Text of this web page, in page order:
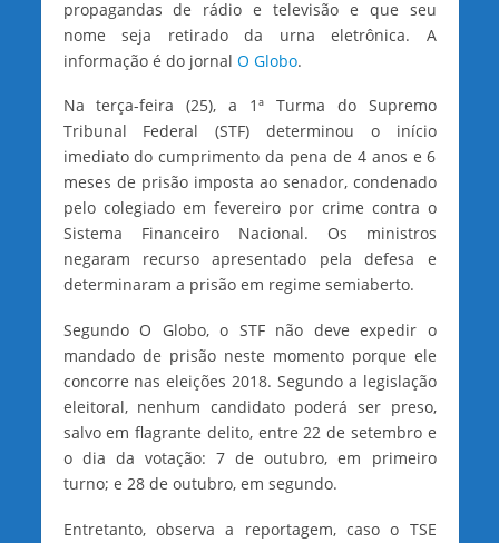
propagandas de rádio e televisão e que seu
nome seja retirado da urna eletrônica. A
informação é do jornal O Globo.
Na terça-feira (25), a 1ª Turma do Supremo
Tribunal Federal (STF) determinou o início
imediato do cumprimento da pena de 4 anos e 6
meses de prisão imposta ao senador, condenado
pelo colegiado em fevereiro por crime contra o
Sistema Financeiro Nacional. Os ministros
negaram recurso apresentado pela defesa e
determinaram a prisão em regime semiaberto.
Segundo O Globo, o STF não deve expedir o
mandado de prisão neste momento porque ele
concorre nas eleições 2018. Segundo a legislação
eleitoral, nenhum candidato poderá ser preso,
salvo em flagrante delito, entre 22 de setembro e
o dia da votação: 7 de outubro, em primeiro
turno; e 28 de outubro, em segundo.
Entretanto, observa a reportagem, caso o TSE